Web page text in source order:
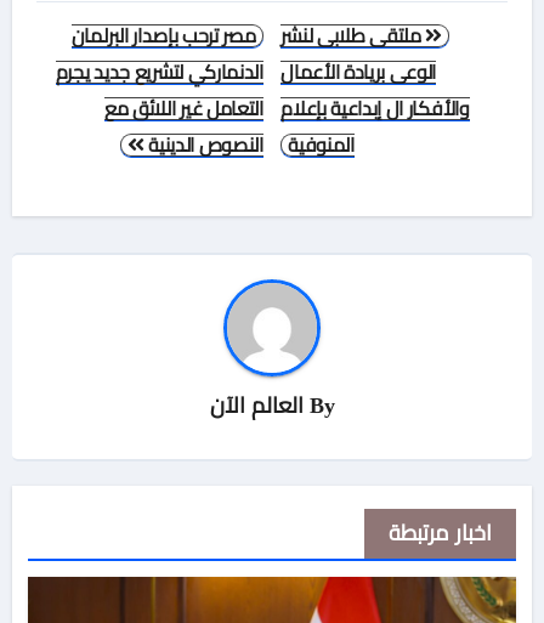
تصفّح
المقالات
مصر ترحب بإصدار البرلمان
الدنماركي لتشريع جديد يجرم
التعامل غير اللائق مع
النصوص الدينية
ملتقى طلابى لنشر
الوعى بريادة الأعمال
والأفكار ال إبداعية بإعلام
المنوفية
By العالم الآن
اخبار مرتبطة